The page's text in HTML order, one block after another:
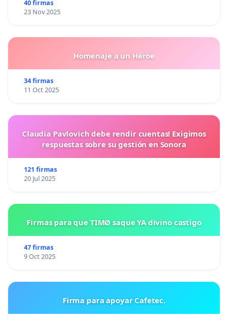
40 firmas
23 Nov 2025
Homenaje a un Héroe
34 firmas
11 Oct 2025
Claudia Pavlovich debe rendir cuentas! Exigimos
respuestas sobre su gestión en Sonora
121 firmas
20 Jul 2025
Firmas para que TIMØ saque YA divino castigo
47 firmas
9 Oct 2025
Firma para apoyar Cafetec.